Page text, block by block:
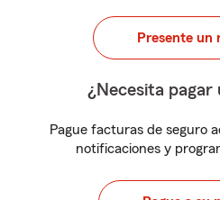
Presente un
¿Necesita
Pague facturas de seguro
notificaciones y